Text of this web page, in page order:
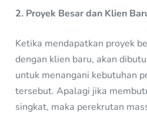
2. Proyek Besar dan Klien
Ketika mendapatkan proyek
dengan klien baru, akan
untuk menangani kebutuhan
tersebut. Apalagi jika
singkat, maka perekrutan